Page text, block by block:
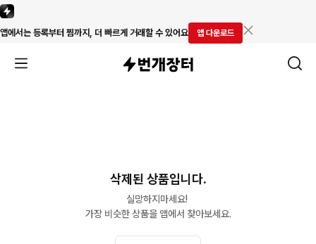
앱에서는 등록부터 찜까지, 더 빠르게 거래할 수 있어요 앱 다운로드
삭제된 상품입니다.
실망하지마세요!
가장 비슷한 상품을 앱에서 찾아보세요.